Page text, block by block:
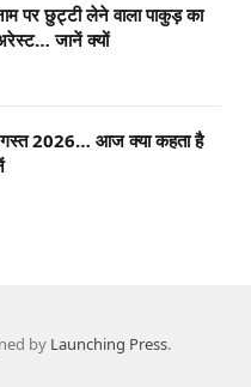
पर छुट्टी लेने वाला पाकुड़ का
अरेस्ट… जानें क्यों
2026… आज क्या कहता है
by Launching Press.